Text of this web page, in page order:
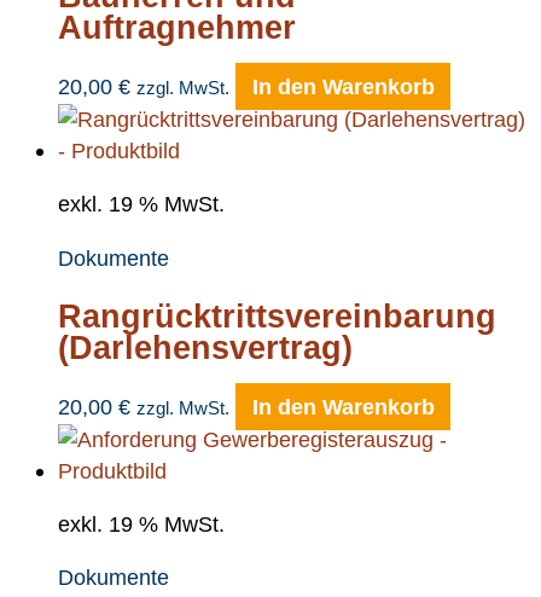
Auftragnehmer
20,00 € zzgl. MwSt. In den Warenkorb
exkl. 19 % MwSt.
Dokumente
Rangrücktrittsvereinbarung
(Darlehensvertrag)
20,00 € zzgl. MwSt. In den Warenkorb
exkl. 19 % MwSt.
Dokumente